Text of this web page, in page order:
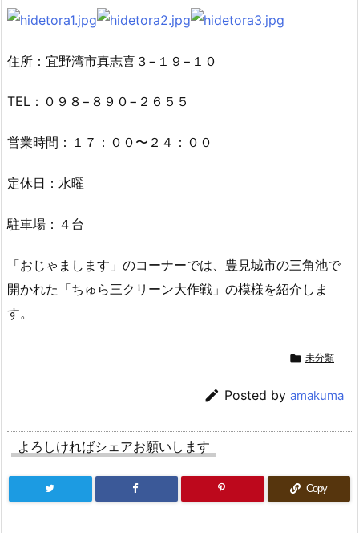
住所：宜野湾市真志喜３−１９−１０
TEL：０９８−８９０−２６５５
営業時間：１７：００〜２４：００
定休日：水曜
駐車場：４台
「おじゃまします」のコーナーでは、豊見城市の三角池で
開かれた「ちゅら三クリーン大作戦」の模様を紹介しま
す。
 未分類
 Posted by amakuma
よろしければシェアお願いします
Copy